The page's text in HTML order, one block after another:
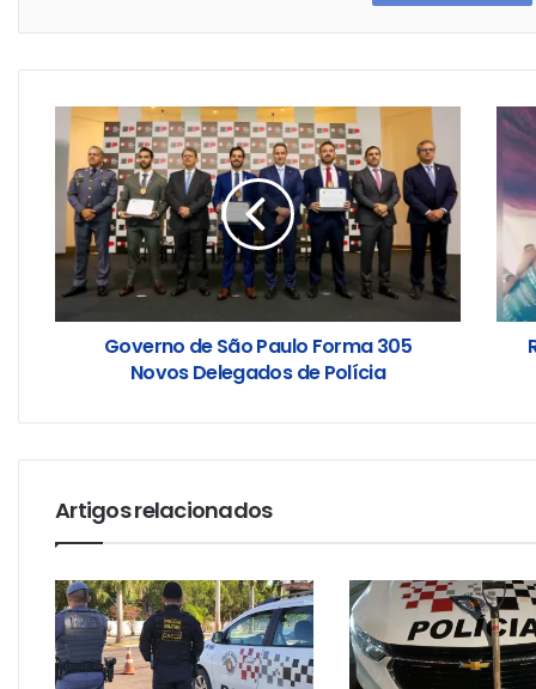
Governo de São Paulo Forma 305
Novos Delegados de Polícia
Artigos relacionados